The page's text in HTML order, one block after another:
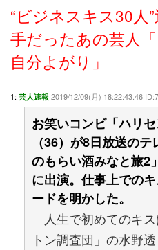
“ビジネスキス30
手だったあの芸人
自分よがり」
1: 芸人速報 2019/12/09(月) 18:22:43.46
お笑いコンビ「ハリ
（36）が8日放送の
のもらい酒みなと旅2
に出演。仕事上での
ードを明かした。
人生で初めてのキ
トン調査団」の水野